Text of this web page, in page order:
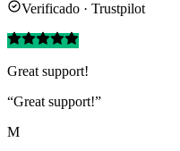
Verificado · Trustpilot
Great support!
“Great support!”
M